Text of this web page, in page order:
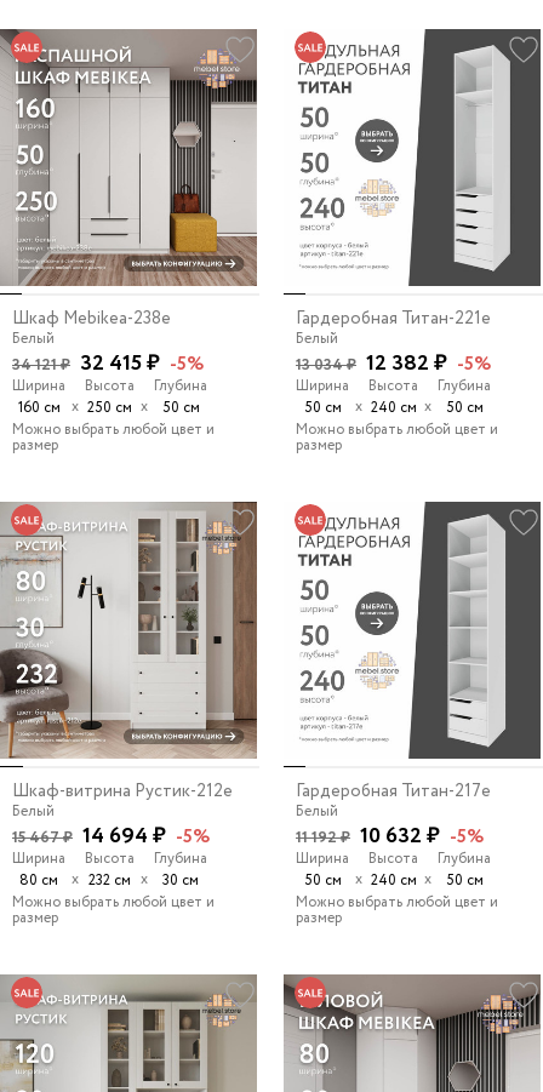
Шкаф Mebikea-238e
Белый
34 121 ₽ 32 415 ₽ -5%
Ширина
160 см х
Высота
250 см х
Глубина
50 см
Можно выбрать любой цвет и
размер
Гардеробная Титан-221e
Белый
13 034 ₽ 12 382 ₽ -5%
Ширина
50 см
х
Высота
240 см х
Глубина
50 см
Можно выбрать любой цвет и
размер
Шкаф-витрина Рустик-212e
Белый
15 467 ₽ 14 694 ₽ -5%
Ширина
80 см
х
Высота
232 см х
Глубина
30 см
Можно выбрать любой цвет и
размер
Гардеробная Титан-217e
Белый
11 192 ₽ 10 632 ₽ -5%
Ширина
50 см
х
Высота
240 см х
Глубина
50 см
Можно выбрать любой цвет и
размер